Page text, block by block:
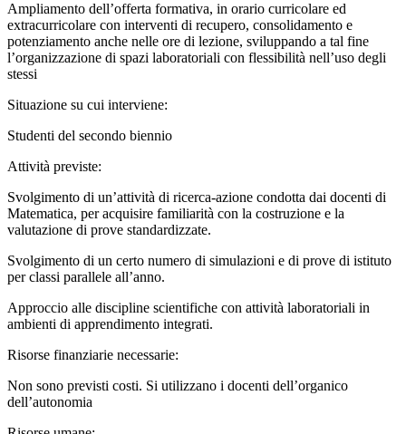
Ampliamento dell’offerta formativa, in orario curricolare ed
extracurricolare con interventi di recupero, consolidamento e
potenziamento anche nelle ore di lezione, sviluppando a tal fine
l’organizzazione di spazi laboratoriali con flessibilità nell’uso degli
stessi
Situazione su cui interviene:
Studenti del secondo biennio
Attività previste:
Svolgimento di un’attività di ricerca-azione condotta dai docenti di
Matematica, per acquisire familiarità con la costruzione e la
valutazione di prove standardizzate.
Svolgimento di un certo numero di simulazioni e di prove di istituto
per classi parallele all’anno.
Approccio alle discipline scientifiche con attività laboratoriali in
ambienti di apprendimento integrati.
Risorse finanziarie necessarie:
Non sono previsti costi. Si utilizzano i docenti dell’organico
dell’autonomia